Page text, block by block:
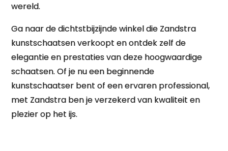
wereld.
Ga naar de dichtstbijzijnde winkel die Zandstra
kunstschaatsen verkoopt en ontdek zelf de
elegantie en prestaties van deze hoogwaardige
schaatsen. Of je nu een beginnende
kunstschaatser bent of een ervaren professional,
met Zandstra ben je verzekerd van kwaliteit en
plezier op het ijs.